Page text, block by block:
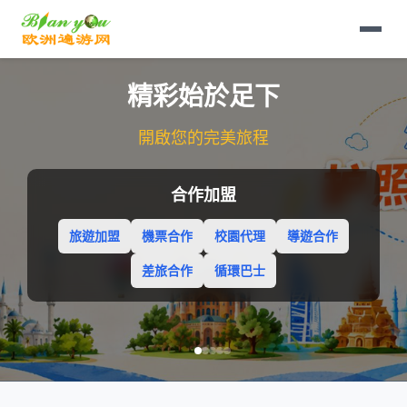
精彩始於足下
開啟您的完美旅程
合作加盟
旅遊加盟 機票合作 校園代理 導遊合作
差旅合作 循環巴士